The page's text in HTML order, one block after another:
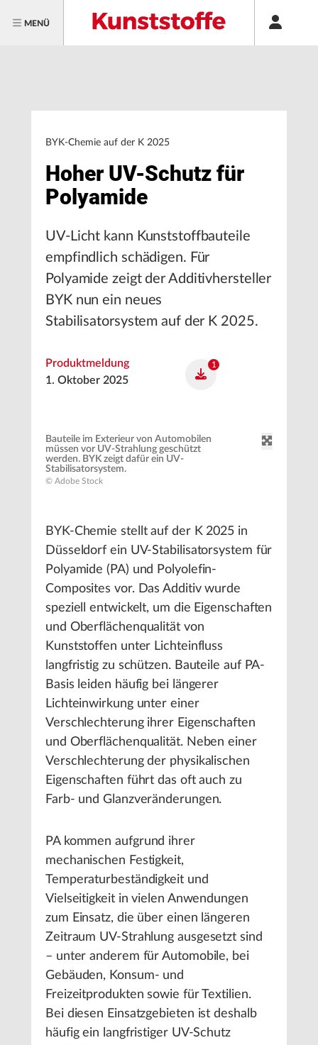
MENÜ
BYK-Chemie auf der K 2025
Hoher UV-Schutz für
Polyamide
UV-Licht kann Kunststoffbauteile
empfindlich schädigen. Für
Polyamide zeigt der Additivhersteller
BYK nun ein neues
Stabilisatorsystem auf der K 2025.
Produktmeldung
1. Oktober 2025
1
Bauteile im Exterieur von Automobilen
müssen vor UV-Strahlung geschützt
werden. BYK zeigt dafür ein UV-
Stabilisatorsystem.
© Adobe Stock
BYK-Chemie stellt auf der K 2025 in
Düsseldorf ein UV-Stabilisatorsystem für
Polyamide (PA) und Polyolefin-
Composites vor. Das Additiv wurde
speziell entwickelt, um die Eigenschaften
und Oberflächenqualität von
Kunststoffen unter Lichteinfluss
langfristig zu schützen. Bauteile auf PA-
Basis leiden häufig bei längerer
Lichteinwirkung unter einer
Verschlechterung ihrer Eigenschaften
und Oberflächenqualität. Neben einer
Verschlechterung der physikalischen
Eigenschaften führt das oft auch zu
Farb- und Glanzveränderungen.
PA kommen aufgrund ihrer
mechanischen Festigkeit,
Temperaturbeständigkeit und
Vielseitigkeit in vielen Anwendungen
zum Einsatz, die über einen längeren
Zeitraum UV-Strahlung ausgesetzt sind
– unter anderem für Automobile, bei
Gebäuden, Konsum- und
Freizeitprodukten sowie für Textilien.
Bei diesen Einsatzgebieten ist deshalb
häufig ein langfristiger UV-Schutz